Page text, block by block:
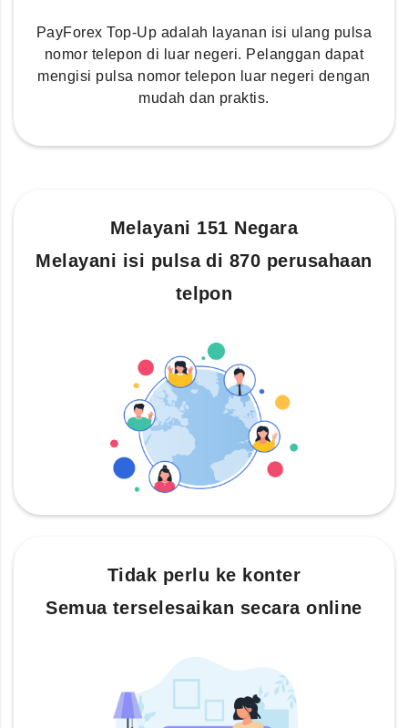
PayForex Top-Up adalah layanan isi ulang pulsa
nomor telepon di luar negeri. Pelanggan dapat
mengisi pulsa nomor telepon luar negeri dengan
mudah dan praktis.
Melayani 151 Negara
Melayani isi pulsa di 870 perusahaan
telpon
Tidak perlu ke konter
Semua terselesaikan secara online